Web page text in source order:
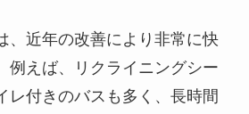
、近年の改善により非常に快
例えば、リクライニングシー
レ付きのバスも多く、長時間